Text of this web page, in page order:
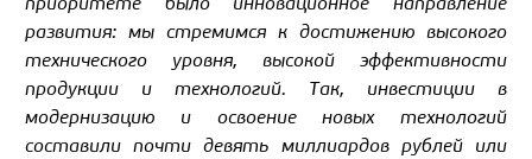
развития: мы стремимся к достижению высокого
технического уровня, высокой эффективности
продукции и технологий. Так, инвестиции в
модернизацию и освоение новых технологий
составили почти девять миллиардов рублей или